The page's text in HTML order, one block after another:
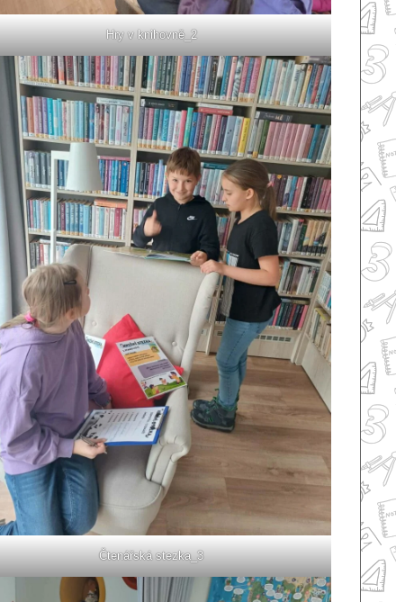
Hry v knihovně_2
Čtenářská stezka_3